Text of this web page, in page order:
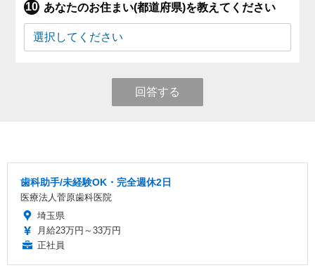
あなたのお住まい(都道府県)を教えてください
回答する
歯科助手/未経験OK・完全週休2日
医療法人菅原歯科医院
埼玉県
月給23万円～33万円
正社員